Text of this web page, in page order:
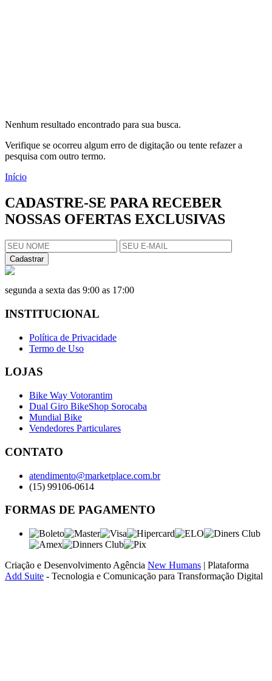
Nenhum resultado encontrado para sua busca.
Verifique se ocorreu algum erro de digitação ou tente refazer a
pesquisa com outro termo.
Início
CADASTRE-SE PARA RECEBER
NOSSAS OFERTAS EXCLUSIVAS
Cadastrar
segunda a sexta das 9:00 as 17:00
INSTITUCIONAL
Política de Privacidade
Termo de Uso
LOJAS
Bike Way Votorantim
Dual Giro BikeShop Sorocaba
Mundial Bike
Vendedores Particulares
CONTATO
atendimento@marketplace.com.br
(15) 99106-0614
FORMAS DE PAGAMENTO
Criação e Desenvolvimento Agência New Humans | Plataforma
Add Suite - Tecnologia e Comunicação para Transformação Digital